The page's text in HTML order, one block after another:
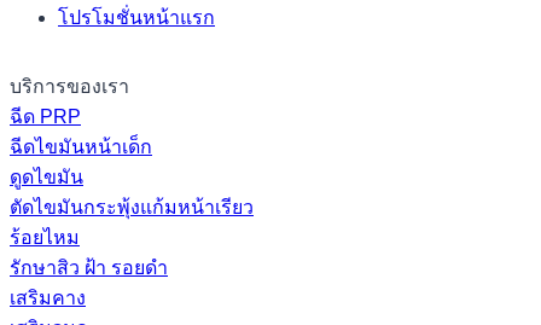
โปรโมชั่นหน้าแรก
บริการของเรา
ฉีด PRP
ฉีดไขมันหน้าเด็ก
ดูดไขมัน
ตัดไขมันกระพุ้งแก้มหน้าเรียว
ร้อยไหม
รักษาสิว ฝ้า รอยดำ
เสริมคาง